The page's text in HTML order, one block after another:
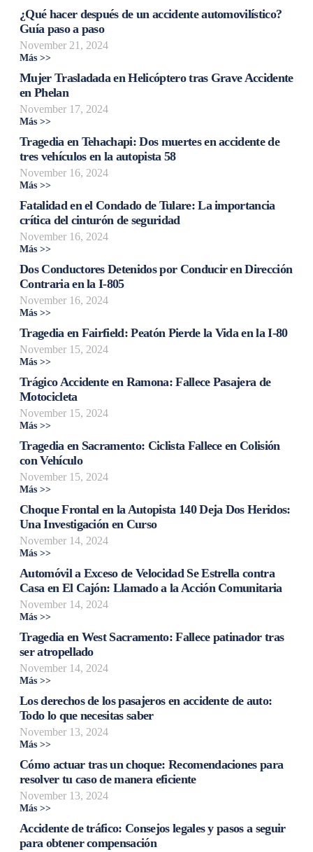
¿Qué hacer después de un accidente automovilístico?
Guía paso a paso
November 21, 2024
Más >>
Mujer Trasladada en Helicóptero tras Grave Accidente
en Phelan
November 17, 2024
Más >>
Tragedia en Tehachapi: Dos muertes en accidente de
tres vehículos en la autopista 58
November 16, 2024
Más >>
Fatalidad en el Condado de Tulare: La importancia
crítica del cinturón de seguridad
November 16, 2024
Más >>
Dos Conductores Detenidos por Conducir en Dirección
Contraria en la I-805
November 16, 2024
Más >>
Tragedia en Fairfield: Peatón Pierde la Vida en la I-80
November 15, 2024
Más >>
Trágico Accidente en Ramona: Fallece Pasajera de
Motocicleta
November 15, 2024
Más >>
Tragedia en Sacramento: Ciclista Fallece en Colisión
con Vehículo
November 15, 2024
Más >>
Choque Frontal en la Autopista 140 Deja Dos Heridos:
Una Investigación en Curso
November 14, 2024
Más >>
Automóvil a Exceso de Velocidad Se Estrella contra
Casa en El Cajón: Llamado a la Acción Comunitaria
November 14, 2024
Más >>
Tragedia en West Sacramento: Fallece patinador tras
ser atropellado
November 14, 2024
Más >>
Los derechos de los pasajeros en accidente de auto:
Todo lo que necesitas saber
November 13, 2024
Más >>
Cómo actuar tras un choque: Recomendaciones para
resolver tu caso de manera eficiente
November 13, 2024
Más >>
Accidente de tráfico: Consejos legales y pasos a seguir
para obtener compensación